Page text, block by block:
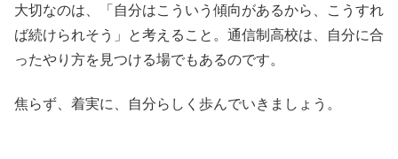
大切なのは、「自分はこういう傾向があるから、こうすれ
ば続けられそう」と考えること。通信制高校は、自分に合
ったやり方を見つける場でもあるのです。
焦らず、着実に、自分らしく歩んでいきましょう。